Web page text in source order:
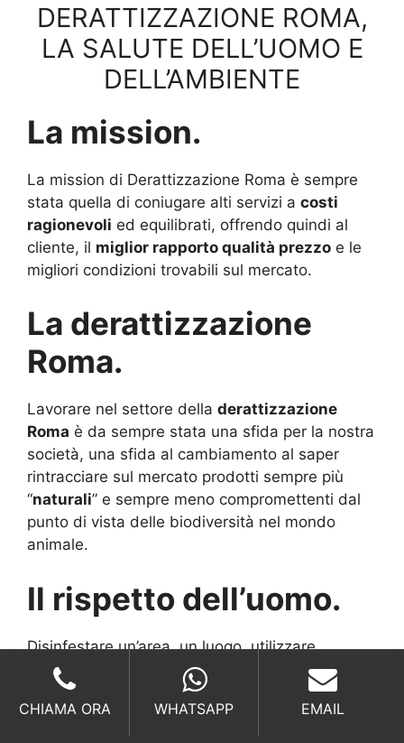
DERATTIZZAZIONE ROMA,
LA SALUTE DELL’UOMO E
DELL’AMBIENTE
La mission.
La mission di Derattizzazione Roma è sempre
stata quella di coniugare alti servizi a costi
ragionevoli ed equilibrati, offrendo quindi al
cliente, il miglior rapporto qualità prezzo e le
migliori condizioni trovabili sul mercato.
La derattizzazione
Roma.
Lavorare nel settore della derattizzazione
Roma è da sempre stata una sfida per la nostra
società, una sfida al cambiamento al saper
rintracciare sul mercato prodotti sempre più
“naturali” e sempre meno compromettenti dal
punto di vista delle biodiversità nel mondo
animale.
Il rispetto dell’uomo.
Disinfestare un’area, un luogo, utilizzare
moderni strumenti nella pratica della
derattizzazione, significa prima di tutto
rispettare l’uomo, non dare la possibilità che
agenti esterni si espongano in modo negativo
CHIAMA ORA WHATSAPP EMAIL